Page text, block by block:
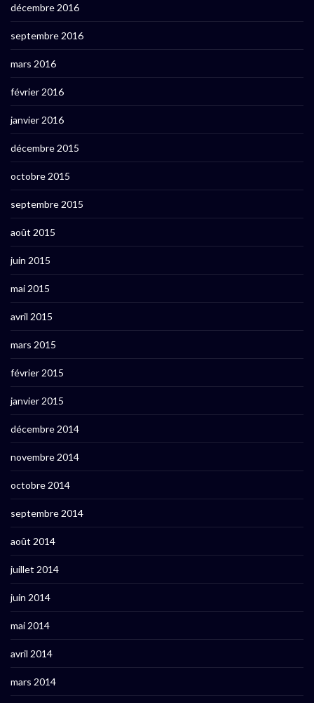
décembre 2016
septembre 2016
mars 2016
février 2016
janvier 2016
décembre 2015
octobre 2015
septembre 2015
août 2015
juin 2015
mai 2015
avril 2015
mars 2015
février 2015
janvier 2015
décembre 2014
novembre 2014
octobre 2014
septembre 2014
août 2014
juillet 2014
juin 2014
mai 2014
avril 2014
mars 2014